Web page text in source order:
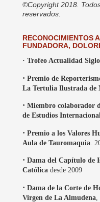
©Copyright 2018.
reservados.
RECONOCIMIENTOS
FUNDADORA,
· Trofeo Actualidad
· Premio de
La Tertulia Ilustrada de
· Miembro colaborador
de Estudios
· Premio a los Valores
Aula de Tauromaquia .
· Dama del Capítulo de
Católica desde 2009
· Dama de la Corte de
Virgen de La Almudena